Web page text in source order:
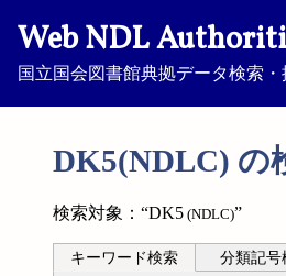
Web NDL
国立国会図書館典拠データ検索・
DK5(NDLC) の
検索対象：“DK5 (NDLC)”
キーワード検索 分類記号